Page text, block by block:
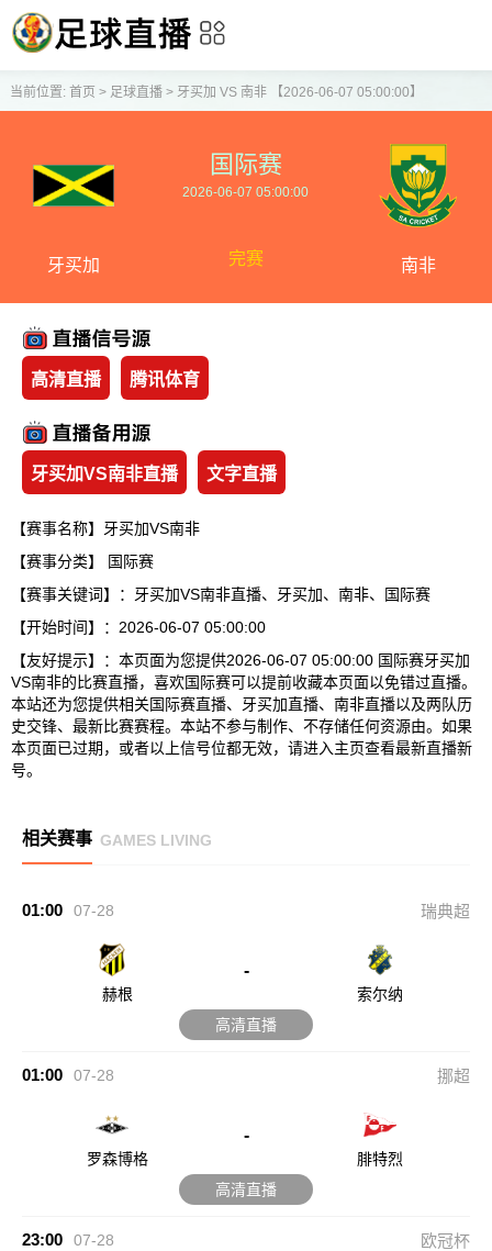
当前位置: 首页 > 足球直播> 牙买加 VS 南非 【2026-06-07 05:00:00】
牙买加
国际赛
2026-06-07 05:00:00
完赛 南非
高清直播 腾讯体育
牙买加VS南非直播 文字直播
【赛事名称】牙买加VS南非
【赛事分类】
国际赛
【赛事关键词】：牙买加VS南非直播、牙买加、南非、国际赛
【开始时间】：2026-06-07 05:00:00
【友好提示】：本页面为您提供2026-06-07 05:00:00 国际赛牙买加
VS南非的比赛直播，喜欢国际赛可以提前收藏本页面以免错过直播。
本站还为您提供相关国际赛直播、牙买加直播、南非直播以及两队历
史交锋、最新比赛赛程。本站不参与制作、不存储任何资源由。如果
本页面已过期，或者以上信号位都无效，请进入主页查看最新直播新
号。
相关赛事 GAMES LIVING
01:00 07-28 瑞典超
赫根
-
索尔纳
高清直播
01:00 07-28 挪超
罗森博格
-
腓特烈
高清直播
23:00 07-28 欧冠杯